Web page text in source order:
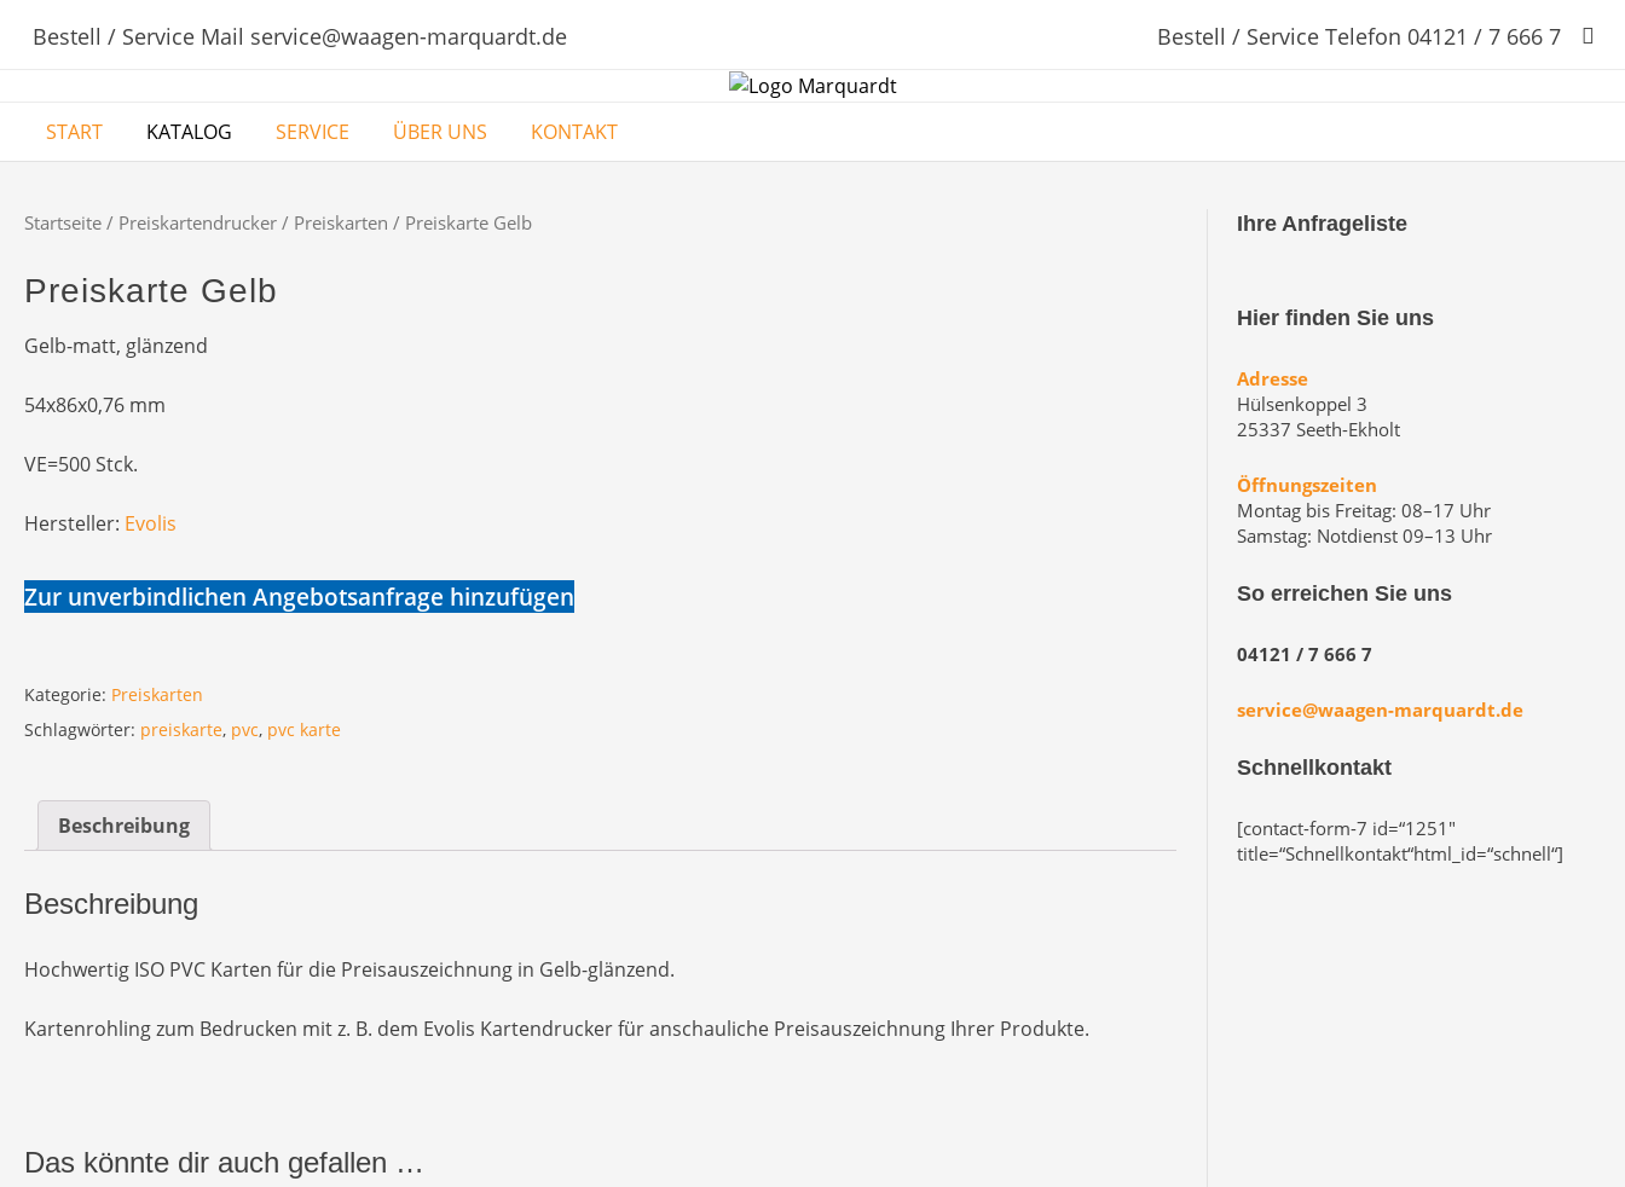
Bestell / Service Mail service@waagen-marquardt.de Bestell / Service Telefon 04121 / 7 666 7
START KATALOG SERVICE ÜBER UNS KONTAKT
Startseite / Preiskartendrucker / Preiskarten / Preiskarte Gelb
Preiskarte Gelb
Gelb-matt, glänzend
54x86x0,76 mm
VE=500 Stck.
Hersteller: Evolis
Zur unverbindlichen Angebotsanfrage hinzufügen
Kategorie: Preiskarten
Schlagwörter: preiskarte, pvc, pvc karte
Beschreibung
Beschreibung
Hochwertig ISO PVC Karten für die Preisauszeichnung in Gelb-glänzend.
Kartenrohling zum Bedrucken mit z. B. dem Evolis Kartendrucker für anschauliche Preisauszeichnung Ihrer Produkte.
Das könnte dir auch gefallen …
Ihre Anfrageliste
Hier finden Sie uns
Adresse
Hülsenkoppel 3
25337 Seeth-Ekholt
Öffnungszeiten
Montag bis Freitag: 08–17 Uhr
Samstag: Notdienst 09–13 Uhr
So erreichen Sie uns
04121 / 7 666 7
service@waagen-marquardt.de
Schnellkontakt
[contact-form-7 id=“1251″
title=“Schnellkontakt“html_id=“schnell“]